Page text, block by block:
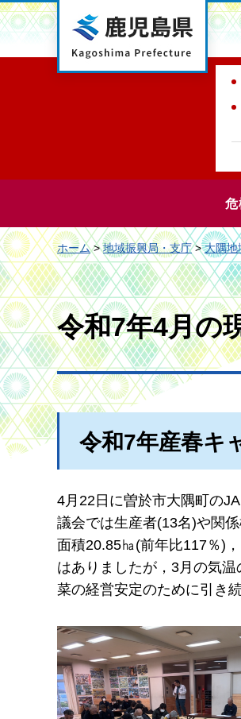
鹿児島県
危
ホーム>地域振興局・支庁>大隅地
令和7年4月の
令和7年産春キ
4月22日に曽於市大隅町の
議会では生産者(13名)や関
面積20.85㏊(前年比117％)
はありましたが，3月の気
菜の経営安定のために引き